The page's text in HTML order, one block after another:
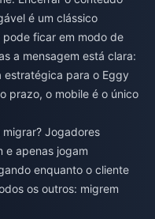
é um clássico
ficar em modo de
a mensagem está clara:
estratégica para o Eggy
prazo, o mobile é o único
Jogadores
e apenas jogam
enquanto o cliente
os outros: migrem